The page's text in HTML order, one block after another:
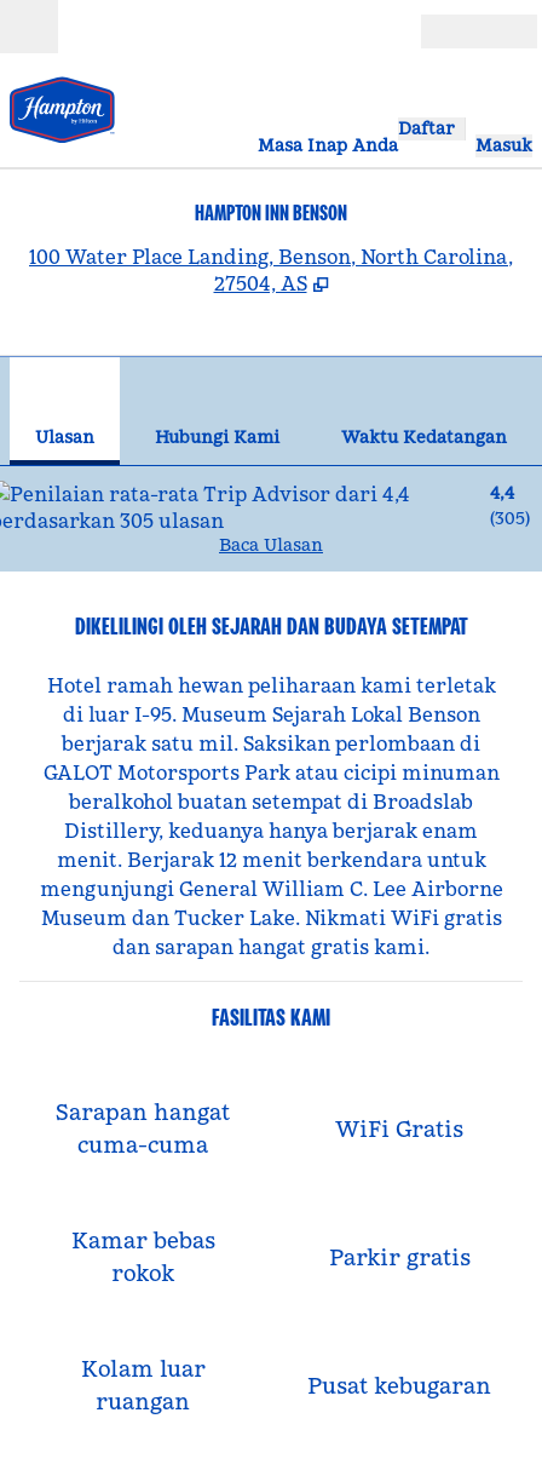
Masa Inap Anda
Daftar
Masuk
HAMPTON INN BENSON
100 Water Place Landing, Benson, North Carolina,
27504, AS
Ulasan Hubungi Kami
Waktu Kedatangan
4,4
(305)
Baca Ulasan
DIKELILINGI OLEH SEJARAH DAN BUDAYA SETEMPAT
Hotel ramah hewan peliharaan kami terletak
di luar I-95. Museum Sejarah Lokal Benson
berjarak satu mil. Saksikan perlombaan di
GALOT Motorsports Park atau cicipi minuman
beralkohol buatan setempat di Broadslab
Distillery, keduanya hanya berjarak enam
menit. Berjarak 12 menit berkendara untuk
mengunjungi General William C. Lee Airborne
Museum dan Tucker Lake. Nikmati WiFi gratis
dan sarapan hangat gratis kami.
FASILITAS KAMI
Sarapan hangat
cuma-cuma
WiFi Gratis
Kamar bebas
rokok
Parkir gratis
Kolam luar
ruangan
Pusat kebugaran